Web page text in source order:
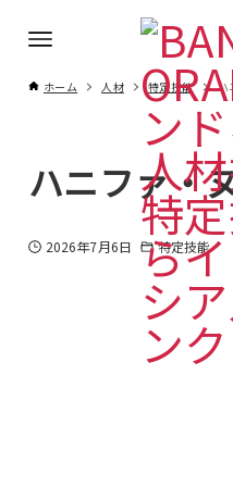
ホーム 人材 特定技能 ハ
ハニファ・
2026年7月6日 特定技能